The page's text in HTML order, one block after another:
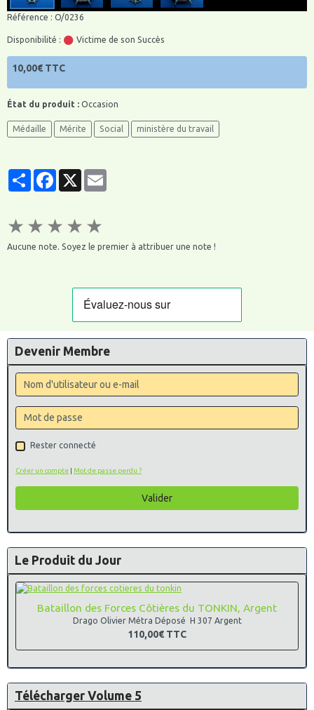
Référence : O/0236
Disponibilité : Victime de son Succès
10,00€ TTC
État du produit : Occasion
Médaille Mérite Social ministère du travail
PartagerFacebook
★ ★ ★ ★ ★
Aucune note. Soyez le premier à attribuer une note !
Devenir Membre
Rester connecté
Créer un compte | Mot de passe perdu ?
Valider
Le Produit du Jour
Bataillon des Forces Côtières du TONKIN, Argent
Drago Olivier Métra Déposé H 307 Argent
110,00€ TTC
Télécharger Volume 5